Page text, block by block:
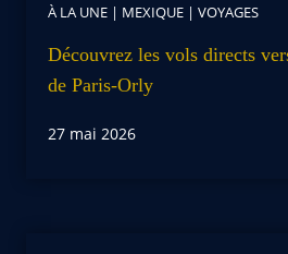
À LA UNE | MEXIQUE | VOYAGES
Découvrez les vols directs
de Paris-Orly
27 mai 2026